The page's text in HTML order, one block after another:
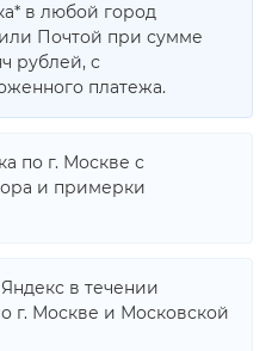
в любой город
Почтой при сумме
рублей, с
платежа.
по г. Москве с
и примерки
в течении
г. Москве и Московской